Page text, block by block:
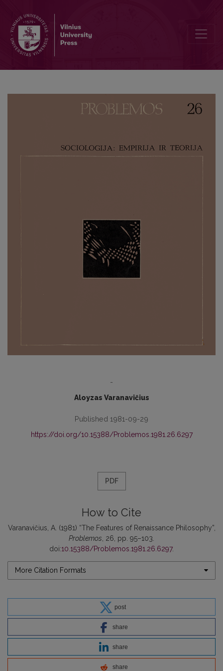
-
Aloyzas Varanavičius
Published 1981-09-29
https://doi.org/10.15388/Problemos.1981.26.6297
PDF
How to Cite
Varanavičius, A. (1981) “The Features of Renaissance Philosophy”,
Problemos , 26, pp. 95–103.
doi:10.15388/Problemos.1981.26.6297.
More Citation Formats
post
share
share
share